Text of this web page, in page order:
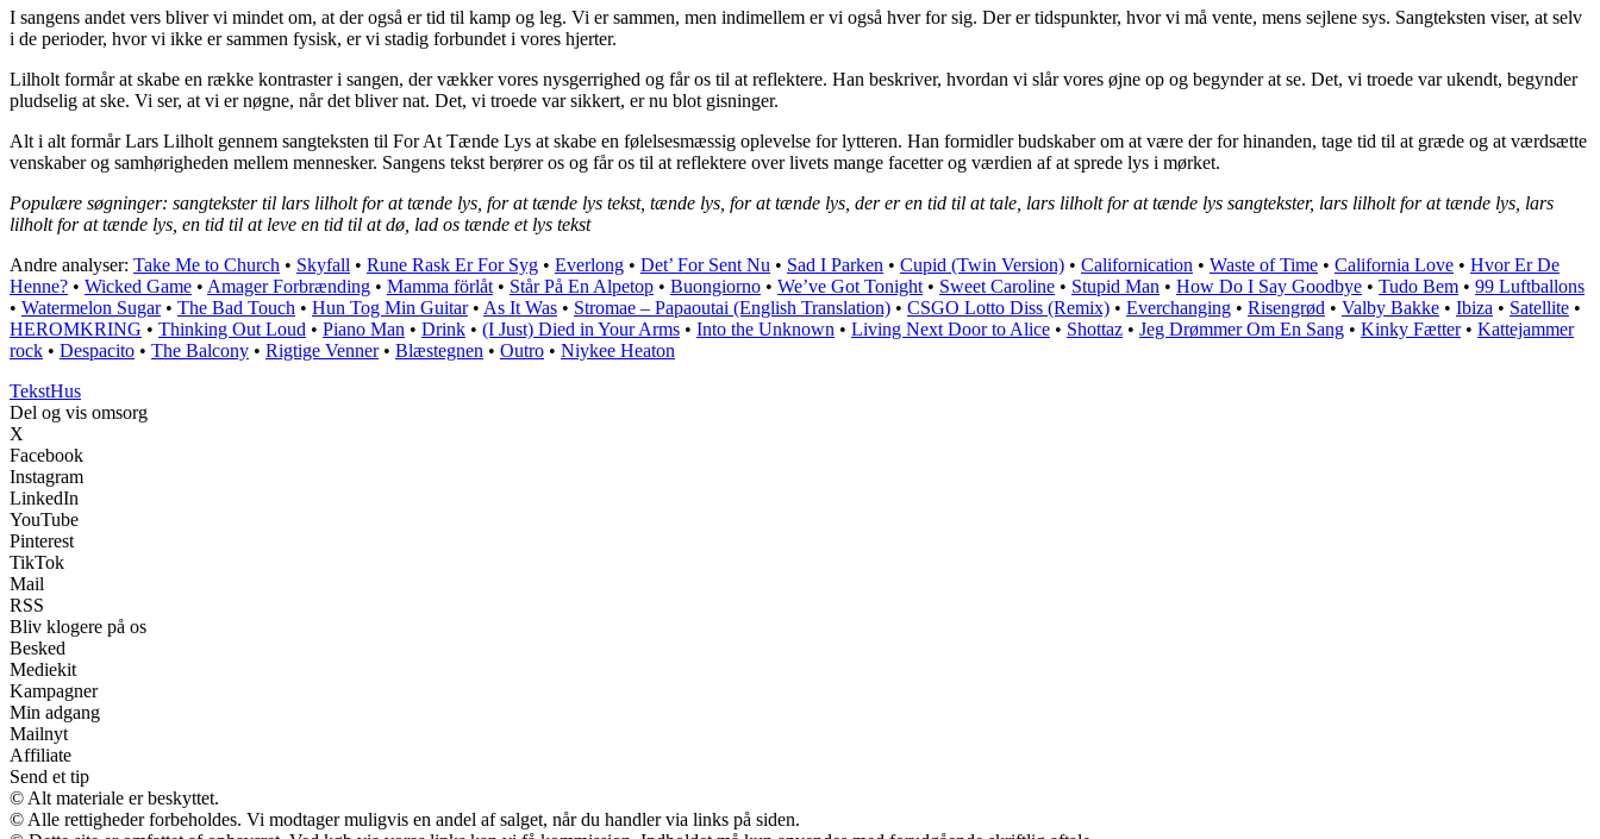
I sangens andet vers bliver vi mindet om, at der også er tid til kamp og leg. Vi er sammen, men indimellem er vi også hver for sig. Der er tidspunkter, hvor vi må vente, mens sejlene sys. Sangteksten viser, at selv
i de perioder, hvor vi ikke er sammen fysisk, er vi stadig forbundet i vores hjerter.
Lilholt formår at skabe en række kontraster i sangen, der vækker vores nysgerrighed og får os til at reflektere. Han beskriver, hvordan vi slår vores øjne op og begynder at se. Det, vi troede var ukendt, begynder
pludselig at ske. Vi ser, at vi er nøgne, når det bliver nat. Det, vi troede var sikkert, er nu blot gisninger.
Alt i alt formår Lars Lilholt gennem sangteksten til For At Tænde Lys at skabe en følelsesmæssig oplevelse for lytteren. Han formidler budskaber om at være der for hinanden, tage tid til at græde og at værdsætte
venskaber og samhørigheden mellem mennesker. Sangens tekst berører os og får os til at reflektere over livets mange facetter og værdien af at sprede lys i mørket.
Populære søgninger: sangtekster til lars lilholt for at tænde lys, for at tænde lys tekst, tænde lys, for at tænde lys, der er en tid til at tale, lars lilholt for at tænde lys sangtekster, lars lilholt for at tænde lys, lars
lilholt for at tænde lys, en tid til at leve en tid til at dø, lad os tænde et lys tekst
Andre analyser: Take Me to Church • Skyfall • Rune Rask Er For Syg • Everlong • Det’ For Sent Nu • Sad I Parken • Cupid (Twin Version) • Californication • Waste of Time • California Love • Hvor Er De
Henne? • Wicked Game • Amager Forbrænding • Mamma förlåt • Står På En Alpetop • Buongiorno • We’ve Got Tonight • Sweet Caroline • Stupid Man • How Do I Say Goodbye • Tudo Bem • 99 Luftballons
• Watermelon Sugar• The Bad Touch • Hun Tog Min Guitar• As It Was • Stromae – Papaoutai (English Translation) • CSGO Lotto Diss (Remix) • Everchanging • Risengrød • Valby Bakke • Ibiza • Satellite •
HEROMKRING • Thinking Out Loud • Piano Man • Drink • (I Just) Died in Your Arms • Into the Unknown • Living Next Door to Alice • Shottaz • Jeg Drømmer Om En Sang • Kinky Fætter• Kattejammer
rock • Despacito • The Balcony • Rigtige Venner• Blæstegnen • Outro • Niykee Heaton
TekstHus
Del og vis omsorg
X
Facebook
Instagram
LinkedIn
YouTube
Pinterest
TikTok
Mail
RSS
Bliv klogere på os
Besked
Mediekit
Kampagner
Min adgang
Mailnyt
Affiliate
Send et tip
© Alt materiale er beskyttet.
© Alle rettigheder forbeholdes. Vi modtager muligvis en andel af salget, når du handler via links på siden.